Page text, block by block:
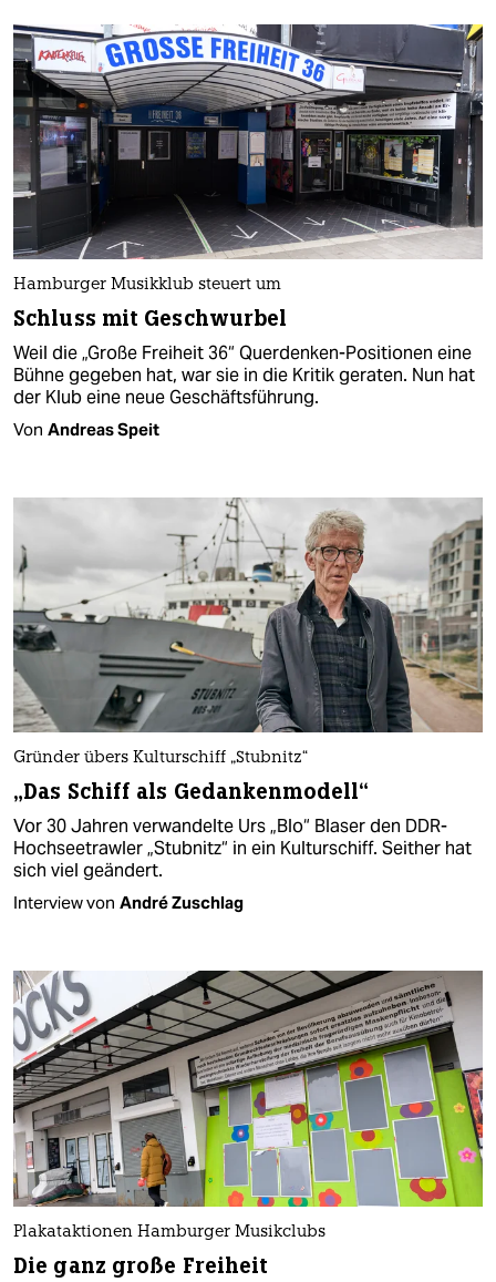
Hamburger Musikklub steuert um
Schluss mit Geschwurbel
Weil die „Große Freiheit 36“ Querdenken-Positionen eine
Bühne gegeben hat, war sie in die Kritik geraten. Nun hat
der Klub eine neue Geschäftsführung.
Von Andreas Speit
Gründer übers Kulturschiff „Stubnitz“
„Das Schiff als Gedankenmodell“
Vor 30 Jahren verwandelte Urs „Blo“ Blaser den DDR-
Hochseetrawler „Stubnitz“ in ein Kulturschiff. Seither hat
sich viel geändert.
Interview von André Zuschlag
Plakataktionen Hamburger Musikclubs
Die ganz große Freiheit